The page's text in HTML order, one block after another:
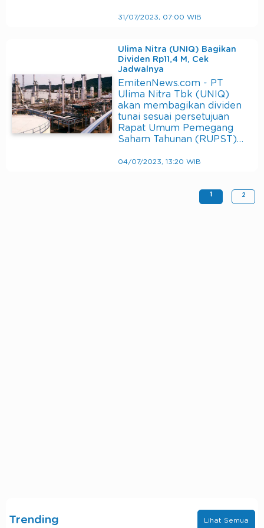
31/07/2023, 07:00 WIB
Ulima Nitra (UNIQ) Bagikan
Dividen Rp11,4 M, Cek
Jadwalnya
EmitenNews.com - PT
Ulima Nitra Tbk (UNIQ)
akan membagikan dividen
tunai sesuai persetujuan
Rapat Umum Pemegang
Saham Tahunan (RUPST)…
04/07/2023, 13:20 WIB
1 2
Trending Lihat Semua